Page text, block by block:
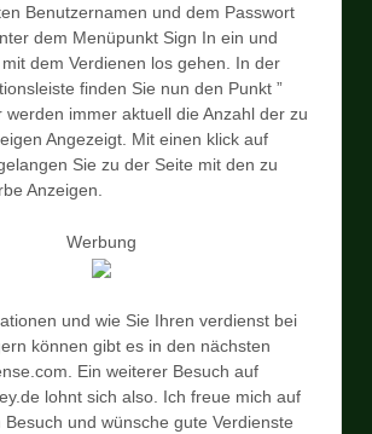
Benutzernamen und dem Passwort
dem Menüpunkt Sign In ein und
dem Verdienen los gehen. In der
finden Sie nun den Punkt ”
werden immer aktuell die Anzahl der zu
Angezeigt. Mit einen klick auf
Sie zu der Seite mit den zu
Anzeigen.
Werbung
und wie Sie Ihren verdienst bei
können gibt es in den nächsten
Ein weiterer Besuch auf
lohnt sich also. Ich freue mich auf
und wünsche gute Verdienste